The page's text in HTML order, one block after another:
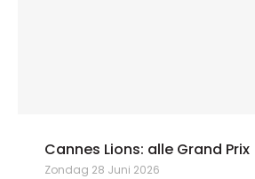
Cannes Lions: alle Grand Prix
Zondag 28 Juni 2026